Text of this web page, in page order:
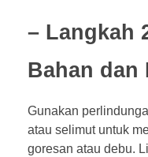
– Langkah
Bahan dan
Gunakan
atau selimut untuk
goresan atau debu.